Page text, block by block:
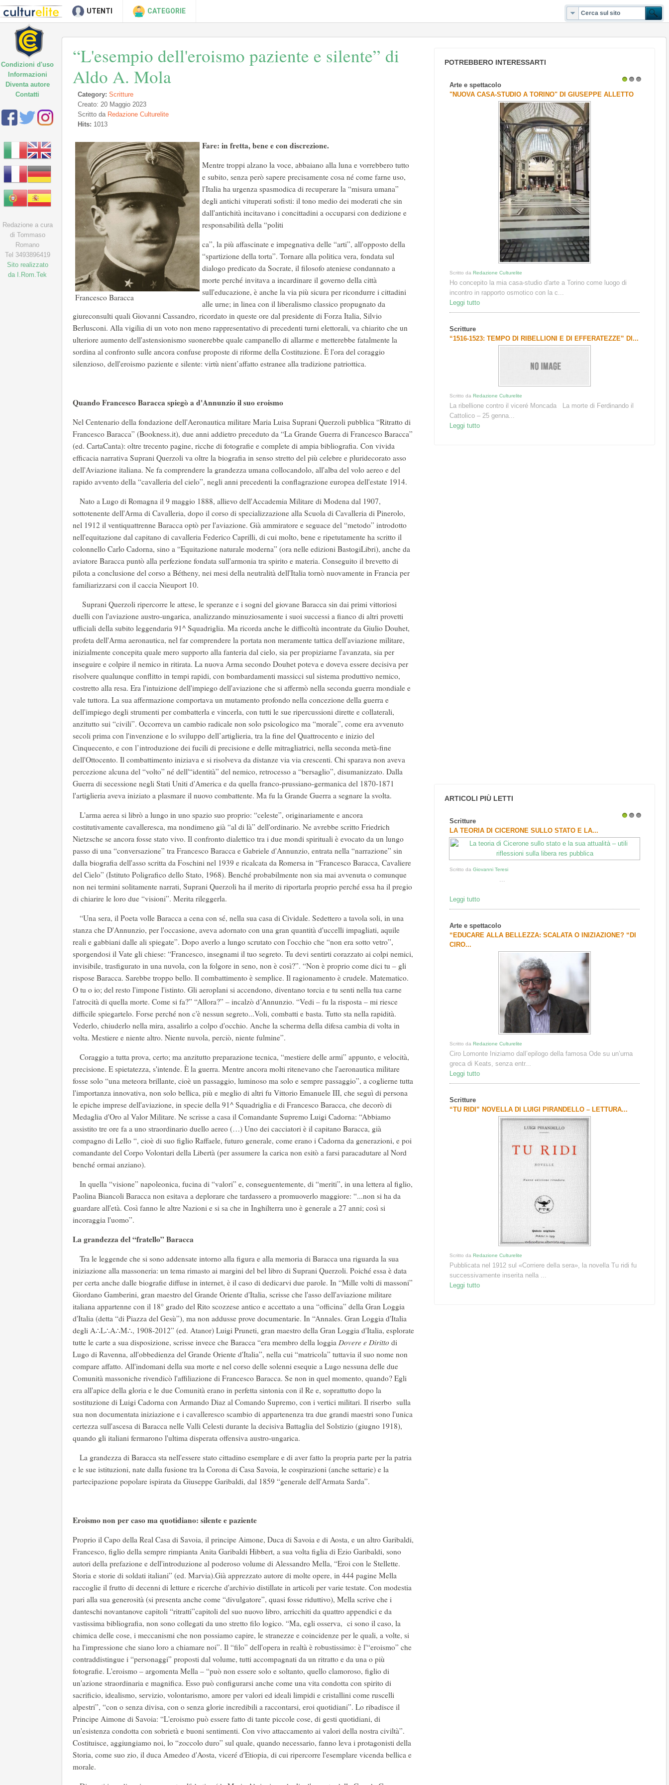
UTENTI CATEGORIE
“L'esempio dell'eroismo paziente e silente” di
Aldo A. Mola
Category: Scritture
Creato: 20 Maggio 2023
Scritto da Redazione Culturelite
Hits: 1013
Francesco Baracca
Fare: in fretta, bene e con discrezione.
Mentre troppi alzano la voce, abbaiano alla luna e vorrebbero tutto
e subito, senza però sapere precisamente cosa né come farne uso,
l'Italia ha urgenza spasmodica di recuperare la “misura umana”
degli antichi vituperati sofisti: il tono medio dei moderati che sin
dall'antichità incitavano i concittadini a occuparsi con dedizione e
responsabilità della “politi
ca”, la più affascinate e impegnativa delle “arti”, all'opposto della
“spartizione della torta”. Tornare alla politica vera, fondata sul
dialogo predicato da Socrate, il filosofo ateniese condannato a
morte perché invitava a incardinare il governo della città
sull'educazione, è anche la via più sicura per ricondurre i cittadini
alle urne; in linea con il liberalismo classico propugnato da
giureconsulti quali Giovanni Cassandro, ricordato in queste ore dal presidente di Forza Italia, Silvio
Berlusconi. Alla vigilia di un voto non meno rappresentativo di precedenti turni elettorali, va chiarito che un
ulteriore aumento dell'astensionismo suonerebbe quale campanello di allarme e metterebbe fatalmente la
sordina al confronto sulle ancora confuse proposte di riforme della Costituzione. È l'ora del coraggio
silenzioso, dell'eroismo paziente e silente: virtù nient’affatto estranee alla tradizione patriottica.
Quando Francesco Baracca spiegò a d'Annunzio il suo eroismo
Nel Centenario della fondazione dell'Aeronautica militare Maria Luisa Suprani Querzoli pubblica “Ritratto di
Francesco Baracca” (Bookness.it), due anni addietro preceduto da “La Grande Guerra di Francesco Baracca”
(ed. CartaCanta): oltre trecento pagine, ricche di fotografie e complete di ampia bibliografia. Con vivida
efficacia narrativa Suprani Querzoli va oltre la biografia in senso stretto del più celebre e pluridecorato asso
dell'Aviazione italiana. Ne fa comprendere la grandezza umana collocandolo, all'alba del volo aereo e del
rapido avvento della “cavalleria del cielo”, negli anni precedenti la conflagrazione europea dell'estate 1914.
Nato a Lugo di Romagna il 9 maggio 1888, allievo dell'Accademia Militare di Modena dal 1907,
sottotenente dell'Arma di Cavalleria, dopo il corso di specializzazione alla Scuola di Cavalleria di Pinerolo,
nel 1912 il ventiquattrenne Baracca optò per l'aviazione. Già ammiratore e seguace del “metodo” introdotto
nell'equitazione dal capitano di cavalleria Federico Caprilli, di cui molto, bene e ripetutamente ha scritto il
colonnello Carlo Cadorna, sino a “Equitazione naturale moderna” (ora nelle edizioni BastogiLibri), anche da
aviatore Baracca puntò alla perfezione fondata sull'armonia tra spirito e materia. Conseguito il brevetto di
pilota a conclusione del corso a Bétheny, nei mesi della neutralità dell'Italia tornò nuovamente in Francia per
familiarizzarsi con il caccia Nieuport 10.
Suprani Querzoli ripercorre le attese, le speranze e i sogni del giovane Baracca sin dai primi vittoriosi
duelli con l'aviazione austro-ungarica, analizzando minuziosamente i suoi successi a fianco di altri provetti
ufficiali della subito leggendaria 91^ Squadriglia. Ma ricorda anche le difficoltà incontrate da Giulio Douhet,
profeta dell'Arma aeronautica, nel far comprendere la portata non meramente tattica dell'aviazione militare,
inizialmente concepita quale mero supporto alla fanteria dal cielo, sia per propiziarne l'avanzata, sia per
inseguire e colpire il nemico in ritirata. La nuova Arma secondo Douhet poteva e doveva essere decisiva per
risolvere qualunque conflitto in tempi rapidi, con bombardamenti massicci sul sistema produttivo nemico,
costretto alla resa. Era l'intuizione dell'impiego dell'aviazione che si affermò nella seconda guerra mondiale e
vale tuttora. La sua affermazione comportava un mutamento profondo nella concezione della guerra e
dell'impiego degli strumenti per combatterla e vincerla, con tutti le sue ripercussioni dirette e collaterali,
anzitutto sui “civili”. Occorreva un cambio radicale non solo psicologico ma “morale”, come era avvenuto
secoli prima con l'invenzione e lo sviluppo dell’artiglieria, tra la fine del Quattrocento e inizio del
Cinquecento, e con l’introduzione dei fucili di precisione e delle mitragliatrici, nella seconda metà-fine
dell'Ottocento. Il combattimento iniziava e si risolveva da distanze via via crescenti. Chi sparava non aveva
percezione alcuna del “volto” né dell'“identità” del nemico, retrocesso a “bersaglio”, disumanizzato. Dalla
Guerra di secessione negli Stati Uniti d'America e da quella franco-prussiano-germanica del 1870-1871
l'artiglieria aveva iniziato a plasmare il nuovo combattente. Ma fu la Grande Guerra a segnare la svolta.
L'arma aerea si librò a lungo in uno spazio suo proprio: “celeste”, originariamente e ancora
costitutivamente cavalleresca, ma nondimeno già “al di là” dell'ordinario. Ne avrebbe scritto Friedrich
Nietzsche se ancora fosse stato vivo. Il confronto dialettico tra i due mondi spirituali è evocato da un lungo
passo di una “conversazione” tra Francesco Baracca e Gabriele d'Annunzio, entrata nella “narrazione” sin
dalla biografia dell'asso scritta da Foschini nel 1939 e ricalcata da Romersa in “Francesco Baracca, Cavaliere
del Cielo” (Istituto Poligrafico dello Stato, 1968). Benché probabilmente non sia mai avvenuta o comunque
non nei termini solitamente narrati, Suprani Querzoli ha il merito di riportarla proprio perché essa ha il pregio
di chiarire le loro due “visioni”. Merita rileggerla.
“Una sera, il Poeta volle Baracca a cena con sé, nella sua casa di Cividale. Sedettero a tavola soli, in una
stanza che D'Annunzio, per l'occasione, aveva adornato con una gran quantità d'uccelli impagliati, aquile
reali e gabbiani dalle ali spiegate”. Dopo averlo a lungo scrutato con l'occhio che “non era sotto vetro”,
sporgendosi il Vate gli chiese: “Francesco, insegnami il tuo segreto. Tu devi sentirti corazzato ai colpi nemici,
invisibile, trasfigurato in una nuvola, con la folgore in seno, non è così?”. “Non è proprio come dici tu – gli
rispose Baracca. Sarebbe troppo bello. Il combattimento è semplice. Il ragionamento è crudele. Matematico.
O tu o io; del resto l'impone l'istinto. Gli aeroplani si accendono, diventano torcia e tu senti nella tua carne
l'atrocità di quella morte. Come si fa?” “Allora?” – incalzò d’Annunzio. “Vedi – fu la risposta – mi riesce
difficile spiegartelo. Forse perché non c'è nessun segreto...Voli, combatti e basta. Tutto sta nella rapidità.
Vederlo, chiuderlo nella mira, assalirlo a colpo d'occhio. Anche la scherma della difesa cambia di volta in
volta. Mestiere e niente altro. Niente nuvola, perciò, niente fulmine”.
Coraggio a tutta prova, certo; ma anzitutto preparazione tecnica, “mestiere delle armi” appunto, e velocità,
precisione. E spietatezza, s'intende. È la guerra. Mentre ancora molti ritenevano che l'aeronautica militare
fosse solo “una meteora brillante, cioè un passaggio, luminoso ma solo e sempre passaggio”, a coglierne tutta
l'importanza innovativa, non solo bellica, più e meglio di altri fu Vittorio Emanuele III, che seguì di persona
le epiche imprese dell'aviazione, in specie della 91^ Squadriglia e di Francesco Baracca, che decorò di
Medaglia d'Oro al Valor Militare. Ne scrisse a casa il Comandante Supremo Luigi Cadorna: “Abbiamo
assistito tre ore fa a uno straordinario duello aereo (…) Uno dei cacciatori è il capitano Baracca, già
compagno di Lello “, cioè di suo figlio Raffaele, futuro generale, come erano i Cadorna da generazioni, e poi
comandante del Corpo Volontari della Libertà (per assumere la carica non esitò a farsi paracadutare al Nord
benché ormai anziano).
In quella “visione” napoleonica, fucina di “valori” e, conseguentemente, di “meriti”, in una lettera al figlio,
Paolina Biancoli Baracca non esitava a deplorare che tardassero a promuoverlo maggiore: “...non si ha da
guardare all'età. Così fanno le altre Nazioni e si sa che in Inghilterra uno è generale a 27 anni; così si
incoraggia l'uomo”.
La grandezza del “fratello” Baracca
Tra le leggende che si sono addensate intorno alla figura e alla memoria di Baracca una riguarda la sua
iniziazione alla massoneria: un tema rimasto ai margini del bel libro di Suprani Querzoli. Poiché essa è data
per certa anche dalle biografie diffuse in internet, è il caso di dedicarvi due parole. In “Mille volti di massoni”
Giordano Gamberini, gran maestro del Grande Oriente d'Italia, scrisse che l'asso dell'aviazione militare
italiana appartenne con il 18° grado del Rito scozzese antico e accettato a una “officina” della Gran Loggia
d'Italia (detta “di Piazza del Gesù”), ma non addusse prove documentarie. In “Annales. Gran Loggia d'Italia
degli A∴L∴A∴M∴, 1908-2012” (ed. Atanor) Luigi Pruneti, gran maestro della Gran Loggia d'Italia, esplorate
tutte le carte a sua disposizione, scrisse invece che Baracca “era membro della loggia Dovere e Diritto di
Lugo di Ravenna, all'obbedienza del Grande Oriente d'Italia”, nella cui “matricola” tuttavia il suo nome non
compare affatto. All'indomani della sua morte e nel corso delle solenni esequie a Lugo nessuna delle due
Comunità massoniche rivendicò l'affiliazione di Francesco Baracca. Se non in quel momento, quando? Egli
era all'apice della gloria e le due Comunità erano in perfetta sintonia con il Re e, soprattutto dopo la
sostituzione di Luigi Cadorna con Armando Diaz al Comando Supremo, con i vertici militari. Il riserbo sulla
sua non documentata iniziazione e i cavalleresco scambio di appartenenza tra due grandi maestri sono l'unica
certezza sull'ascesa di Baracca nelle Valli Celesti durante la decisiva Battaglia del Solstizio (giugno 1918),
quando gli italiani fermarono l'ultima disperata offensiva austro-ungarica.
La grandezza di Baracca sta nell'essere stato cittadino esemplare e di aver fatto la propria parte per la patria
e le sue istituzioni, nate dalla fusione tra la Corona di Casa Savoia, le cospirazioni (anche settarie) e la
partecipazione popolare ispirata da Giuseppe Garibaldi, dal 1859 “generale dell'Armata Sarda”.
Eroismo non per caso ma quotidiano: silente e paziente
Proprio il Capo della Real Casa di Savoia, il principe Aimone, Duca di Savoia e di Aosta, e un altro Garibaldi,
Francesco, figlio della sempre rimpianta Anita Garibaldi Hibbert, a sua volta figlia di Ezio Garibaldi, sono
autori della prefazione e dell'introduzione al poderoso volume di Alessandro Mella, “Eroi con le Stellette.
Storia e storie di soldati italiani” (ed. Marvia).Già apprezzato autore di molte opere, in 444 pagine Mella
raccoglie il frutto di decenni di letture e ricerche d'archivio distillate in articoli per varie testate. Con modestia
pari alla sua generosità (si presenta anche come “divulgatore”, quasi fosse riduttivo), Mella scrive che i
danteschi novantanove capitoli “ritratti”capitoli del suo nuovo libro, arricchiti da quattro appendici e da
vastissima bibliografia, non sono collegati da uno stretto filo logico. “Ma, egli osserva, ci sono il caso, la
chimica delle cose, i meccanismi che non possiamo capire, le stranezze e coincidenze per le quali, a volte, si
ha l'impressione che siano loro a chiamare noi”. Il “filo” dell'opera in realtà è robustissimo: è l'“eroismo” che
contraddistingue i “personaggi” proposti dal volume, tutti accompagnati da un ritratto e da una o più
fotografie. L'eroismo – argomenta Mella – “può non essere solo e soltanto, quello clamoroso, figlio di
un'azione straordinaria e magnifica. Esso può configurarsi anche come una vita condotta con spirito di
sacrificio, idealismo, servizio, volontarismo, amore per valori ed ideali limpidi e cristallini come ruscelli
alpestri”, “con o senza divisa, con o senza glorie incredibili a raccontarsi, eroi quotidiani”. Lo ribadisce il
Principe Aimone di Savoia: “L'eroismo può essere fatto di tante piccole cose, di gesti quotidiani, di
un'esistenza condotta con sobrietà e buoni sentimenti. Con vivo attaccamento ai valori della nostra civiltà”.
Costituisce, aggiungiamo noi, lo “zoccolo duro” sul quale, quando necessario, fanno leva i protagonisti della
Storia, come suo zio, il duca Amedeo d'Aosta, viceré d'Etiopia, di cui ripercorre l'esemplare vicenda bellica e
morale.
POTREBBERO INTERESSARTI
Arte e spettacolo
"NUOVA CASA-STUDIO A TORINO" DI GIUSEPPE ALLETTO
Scritto daRedazione Culturelite
Ho concepito la mia casa-studio d'arte a Torino come luogo di
incontro in rapporto osmotico con la c...
Leggi tutto
Scritture
“1516-1523: TEMPO DI RIBELLIONI E DI EFFERATEZZE” DI...
Scritto daRedazione Culturelite
La ribellione contro il viceré Moncada La morte di Ferdinando il
Cattolico – 25 genna...
Leggi tutto
ARTICOLI PIÙ LETTI
Scritture
LA TEORIA DI CICERONE SULLO STATO E LA...
Scritto daGiovanni Teresi
...
Leggi tutto
Arte e spettacolo
“EDUCARE ALLA BELLEZZA: SCALATA O INIZIAZIONE? “DI
CIRO...
Scritto daRedazione Culturelite
Ciro Lomonte Iniziamo dall’epilogo della famosa Ode su un’urna
greca di Keats, senza entr...
Leggi tutto
Scritture
“TU RIDI” NOVELLA DI LUIGI PIRANDELLO – LETTURA...
Scritto daRedazione Culturelite
Pubblicata nel 1912 sul «Corriere della sera», la novella Tu ridi fu
successivamente inserita nella ...
Leggi tutto
Condizioni d'uso
Informazioni
Diventa autore
Contatti
Redazione a cura
di Tommaso
Romano
Tel 3493896419
Sito realizzato
da I.Rom.Tek